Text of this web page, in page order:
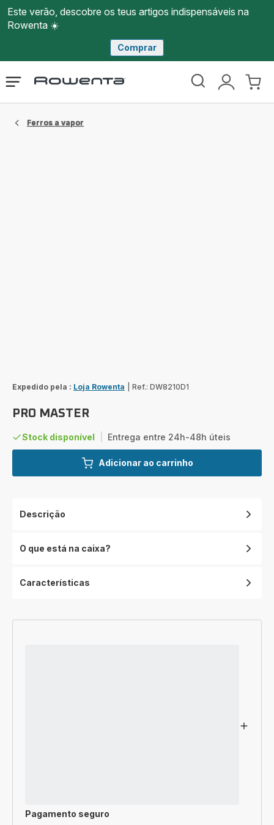
Este verão, descobre os teus artigos indispensáveis na
Rowenta ☀️
Comprar
Página
Rowenta
O
Abrir
Ferros a vapor
Expedido pela : Loja Rowenta Ref.: DW8210D1
PRO MASTER
Stock disponível Entrega entre 24h-48h úteis
Adicionar ao carrinho
Descrição
O que está na caixa?
Características
Pagamento seguro